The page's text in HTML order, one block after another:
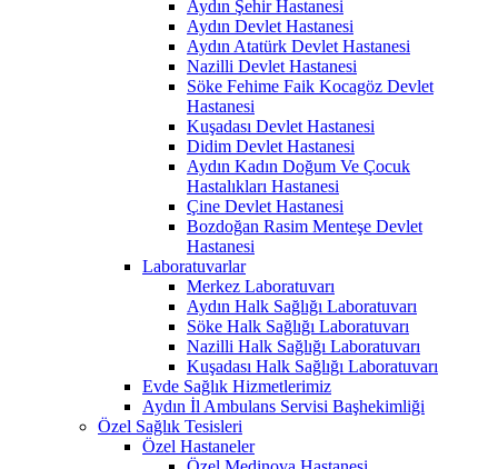
Aydın Şehir Hastanesi
Aydın Devlet Hastanesi
Aydın Atatürk Devlet Hastanesi
Nazilli Devlet Hastanesi
Söke Fehime Faik Kocagöz Devlet
Hastanesi
Kuşadası Devlet Hastanesi
Didim Devlet Hastanesi
Aydın Kadın Doğum Ve Çocuk
Hastalıkları Hastanesi
Çine Devlet Hastanesi
Bozdoğan Rasim Menteşe Devlet
Hastanesi
Laboratuvarlar
Merkez Laboratuvarı
Aydın Halk Sağlığı Laboratuvarı
Söke Halk Sağlığı Laboratuvarı
Nazilli Halk Sağlığı Laboratuvarı
Kuşadası Halk Sağlığı Laboratuvarı
Evde Sağlık Hizmetlerimiz
Aydın İl Ambulans Servisi Başhekimliği
Özel Sağlık Tesisleri
Özel Hastaneler